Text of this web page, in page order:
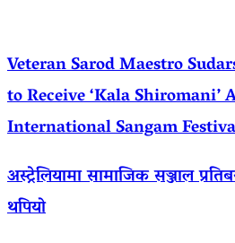
Veteran Sarod Maestro
to Receive ‘Kala
International Sangam
अस्ट्रेलियामा सामाजिक सञ्जाल
थपियो